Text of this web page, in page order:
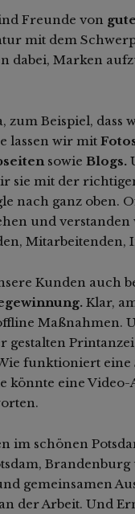
Freunde von
mit dem
dabei, Marken
zum Beispiel,
lassen wir mit
sowie Blogs.
sie mit der
nach ganz oben.
und
Mitarbeitenden,
Kunden auch
Klar,
Maßnahmen.
gestalten
funktioniert eine
könnte eine Video-
im schönen
gemeinsamen
der Arbeit. Und